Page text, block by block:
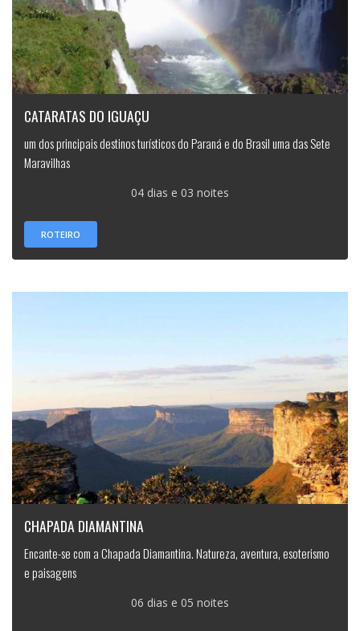
CATARATAS DO IGUAÇU
um dos principais destinos turísticos do Paraná e do Brasil uma das Sete
Maravilhas
04 dias e 03 noites
ROTEIRO
CHAPADA DIAMANTINA
Encante-se com a Chapada Diamantina. Natureza, aventura, esoterismo
e paisagens
06 dias e 05 noites